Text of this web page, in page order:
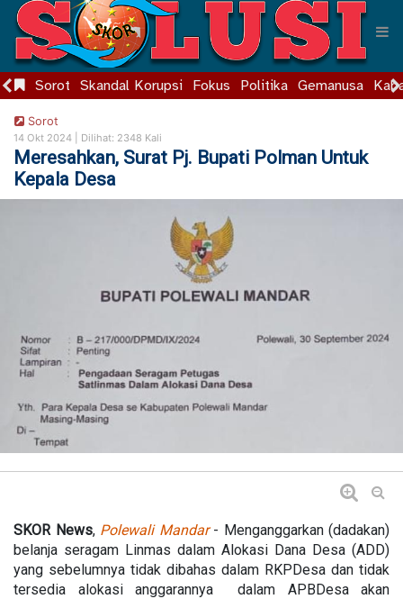
Sorot Skandal Korupsi Fokus Politika Gemanusa
Sorot
14 Okt 2024 | Dilihat: 2348 Kali
Meresahkan, Surat Pj. Bupati Polman Untuk
Kepala Desa
SKOR News, Polewali Mandar- Menganggarkan (dadakan)
belanja seragam Linmas dalam Alokasi Dana Desa (ADD)
yang sebelumnya tidak dibahas dalam RKPDesa dan tidak
tersedia alokasi anggarannya dalam APBDesa akan